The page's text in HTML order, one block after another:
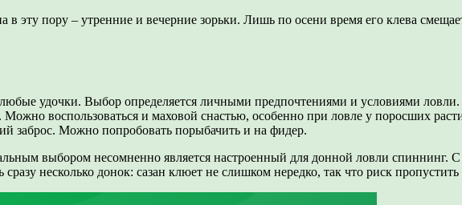
в эту пору – утренние и вечерние зорьки. Лишь по осени время его клева
удочки. Выбор определяется личными предпочтениями и условиями
воспользоваться и маховой снастью, особенно при ловле у поросших
заброс. Можно попробовать порыбачить и на фидер.
выбором несомненно является настроенный для донной ловли спиннинг.
несколько донок: сазан клюет не слишком нередко, так что риск